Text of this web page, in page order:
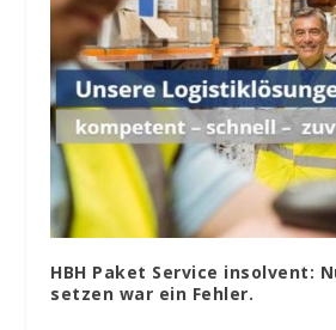
HBH Paket Service insolvent:
setzen war ein Fehler.